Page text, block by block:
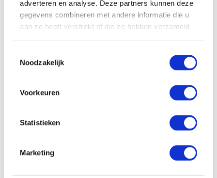
adverteren en analyse. Deze partners kunnen deze
gegevens combineren met andere informatie die u
aan ze heeft verstrekt of die ze hebben verzameld
Noodzakelijk
Voorkeuren
Statistieken
Marketing